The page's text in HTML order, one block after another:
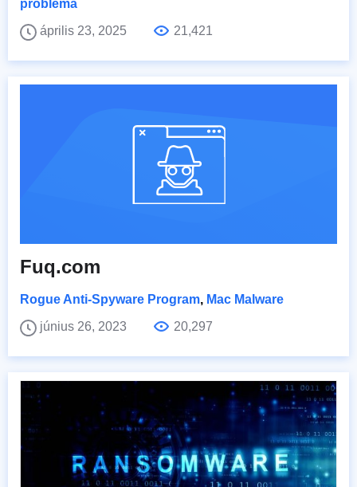
probléma
április 23, 2025
21,421
Fuq.com
Rogue Anti-Spyware Program, Mac Malware
június 26, 2023
20,297